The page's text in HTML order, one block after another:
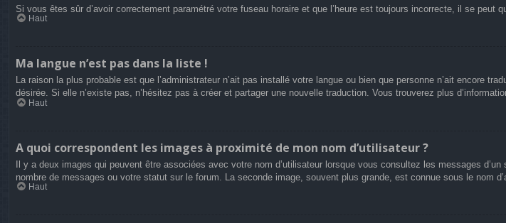
Si vous êtes sûr d’avoir correctement paramétré votre fuseau horaire et que l’heure est toujours incorrecte, il se peut
Haut
Ma langue n’est pas dans la liste !
La raison la plus probable est que l’administrateur n’ait pas installé votre langue ou bien que personne n’ait encore
désirée. Si elle n’existe pas, n’hésitez pas à créer et partager une nouvelle traduction. Vous trouverez plus
Haut
A quoi correspondent les images à proximité de mon nom d’utilisateur ?
Il y a deux images qui peuvent être associées avec votre nom d’utilisateur lorsque vous consultez les messages
nombre de messages ou votre statut sur le forum. La seconde image, souvent plus grande, est connue sous le nom
Haut